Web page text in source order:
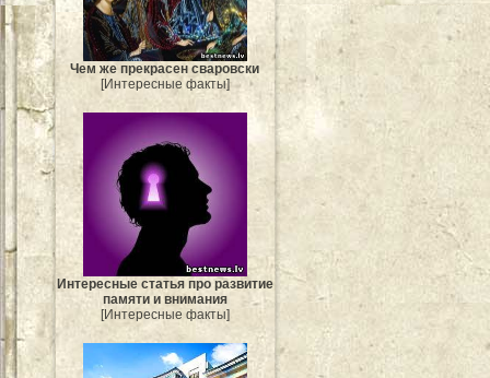
Чем же прекрасен сваровски
[Интересные факты]
Интересные статья про развитие
памяти и внимания
[Интересные факты]